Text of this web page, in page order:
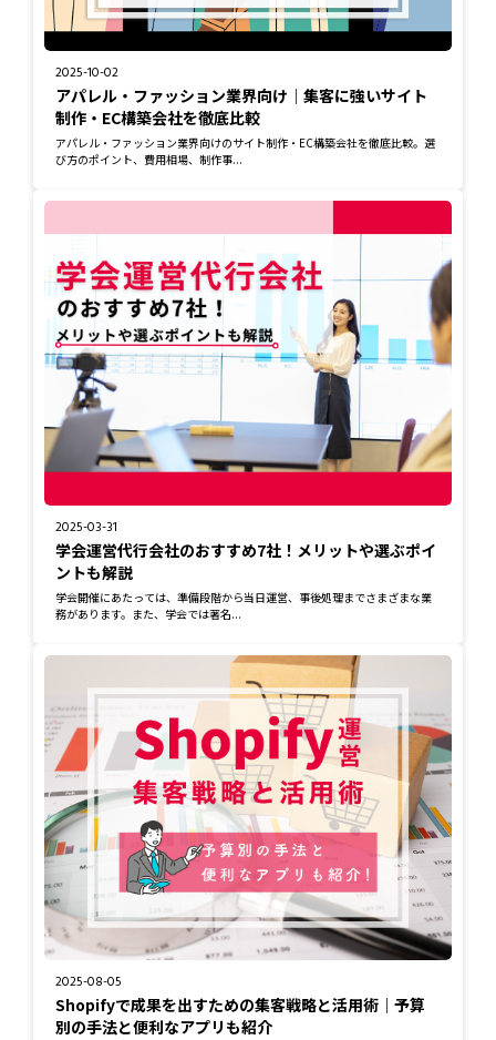
2025-10-02
アパレル・ファッション業界向け｜集客に強いサイト
制作・EC構築会社を徹底比較
アパレル・ファッション業界向けのサイト制作・EC構築会社を徹底比較。選
び方のポイント、費用相場、制作事...
2025-03-31
学会運営代行会社のおすすめ7社！メリットや選ぶポイ
ントも解説
学会開催にあたっては、準備段階から当日運営、事後処理までさまざまな業
務があります。また、学会では著名...
2025-08-05
Shopifyで成果を出すための集客戦略と活用術｜予算
別の手法と便利なアプリも紹介